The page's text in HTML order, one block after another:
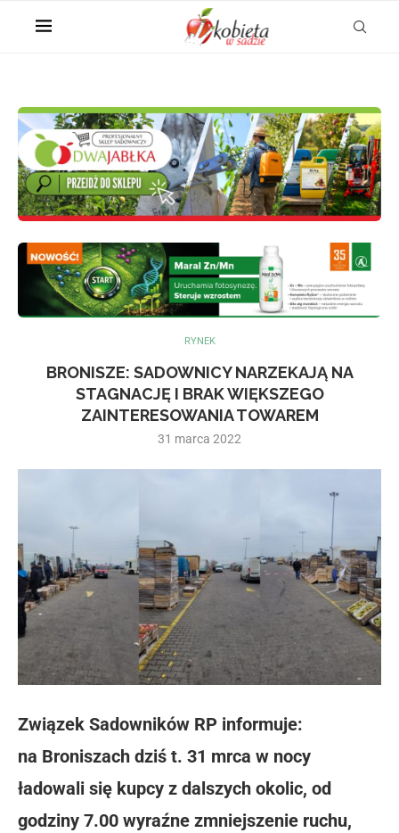
RYNEK
BRONISZE: SADOWNICY NARZEKAJĄ NA
STAGNACJĘ I BRAK WIĘKSZEGO
ZAINTERESOWANIA TOWAREM
31 marca 2022
Związek Sadowników RP informuje:
na Broniszach dziś t. 31 mrca w nocy
ładowali się kupcy z dalszych okolic, od
godziny 7.00 wyraźne zmniejszenie ruchu,